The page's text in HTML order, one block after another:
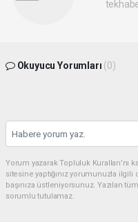
Okuyucu Yorumları (0)
Yorum yazarak Topluluk
sitesine yaptığınız yorumunuzla
başınıza üstleniyorsunuz. Yazılan
sorumlu tutulamaz.